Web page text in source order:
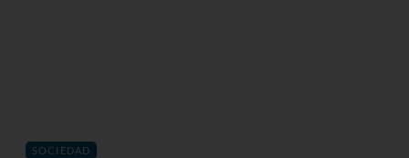
SOCIEDAD